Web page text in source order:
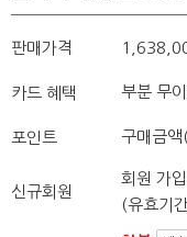
판매가격
카드 혜택 부분 무
포인트 구매금
신규회원
회원 가
(유효기